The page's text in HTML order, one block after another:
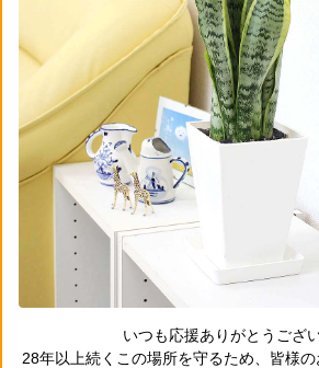
いつも応援ありがとうござい
28年以上続くこの場所を守るため、皆様